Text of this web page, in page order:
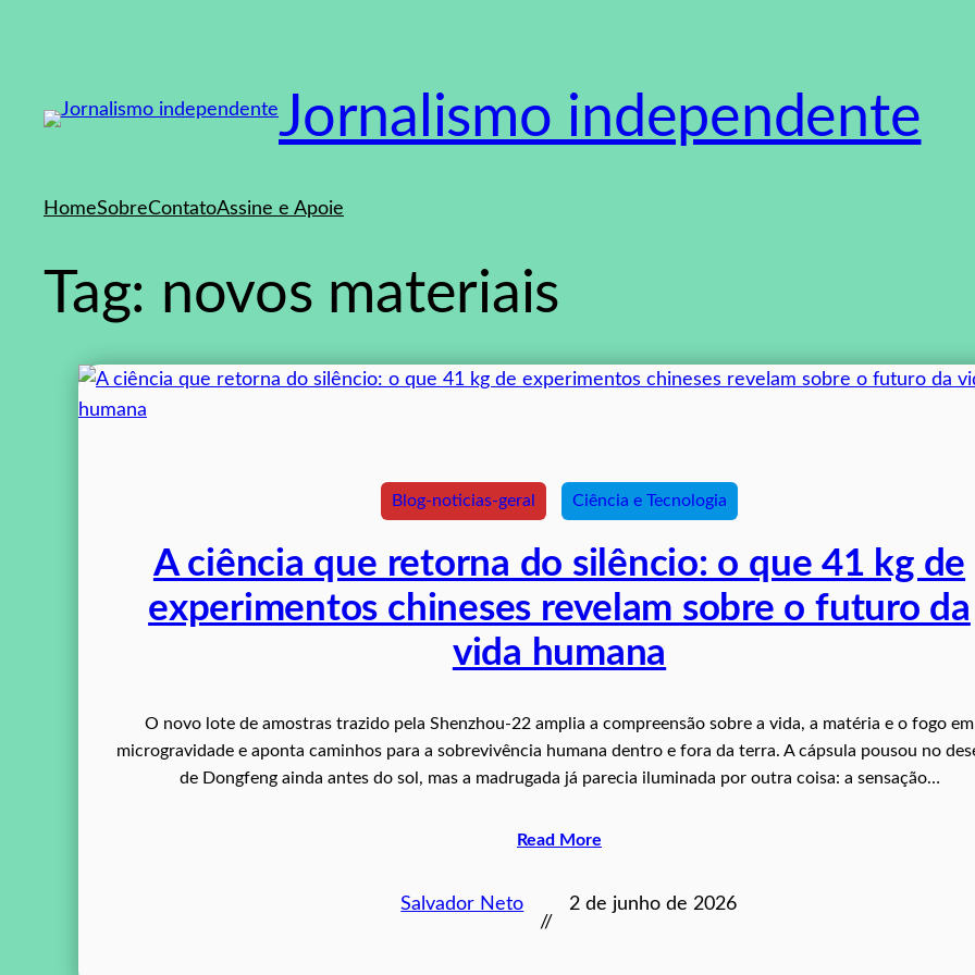
conteúdo
Jornalismo independente
HomeSobreContatoAssine e Apoie
Tag: novos materiais
Blog-noticias-geral Ciência e Tecnologia
A ciência que retorna do silêncio: o que 41 kg de
experimentos chineses revelam sobre o futuro da
vida humana
O novo lote de amostras trazido pela Shenzhou‑22 amplia a compreensão sobre a vida, a matéria e o fogo em
microgravidade e aponta caminhos para a sobrevivência humana dentro e fora da terra. A cápsula pousou no
de Dongfeng ainda antes do sol, mas a madrugada já parecia iluminada por outra coisa: a sensação…
Read More
Salvador Neto
//
2 de junho de 2026